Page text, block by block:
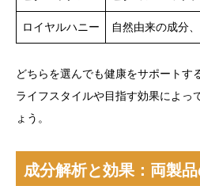
ロイヤルハニー 自然由来の成分
どちらを選んでも健康をサポートす
ライフスタイルや目指す効果によっ
ょう。
成分解析と効果：両製